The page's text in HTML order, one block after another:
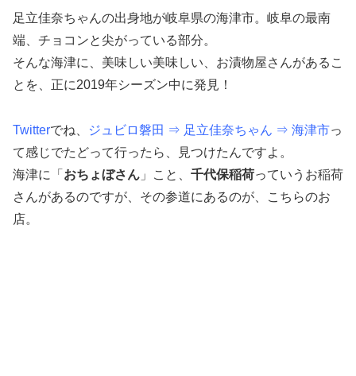
足立佳奈ちゃんの出身地が岐阜県の海津市。岐阜の最南
端、チョコンと尖がっている部分。
そんな海津に、美味しい美味しい、お漬物屋さんがあるこ
とを、正に2019年シーズン中に発見！
Twitterでね、 ジュビロ磐田 ⇒ 足立佳奈ちゃん ⇒ 海津市っ
て感じでたどって行ったら、見つけたんですよ。
海津に「 おちょぼさん 」こと、 千代保稲荷っていうお稲荷
さんがあるのですが、その参道にあるのが、こちらのお
店。